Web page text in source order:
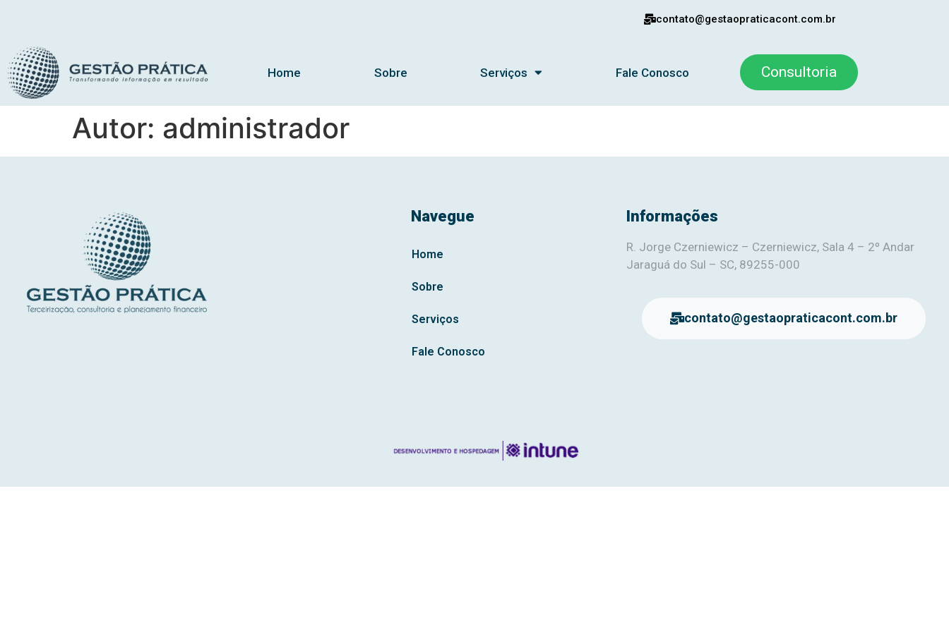
contato@gestaopraticacont.com.br
Home Sobre Serviços Fale Conosco Consultoria
Autor: administrador
Navegue
Home
Sobre
Serviços
Fale Conosco
Informações
R. Jorge Czerniewicz – Czerniewicz, Sala 4 – 2º Andar
Jaraguá do Sul – SC, 89255-000
contato@gestaopraticacont.com.br